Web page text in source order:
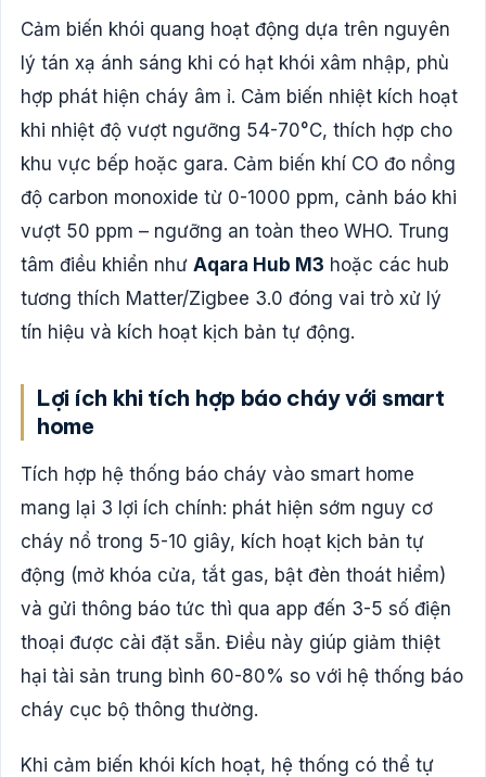
Cảm biến khói quang hoạt động dựa trên nguyên
lý tán xạ ánh sáng khi có hạt khói xâm nhập, phù
hợp phát hiện cháy âm ỉ. Cảm biến nhiệt kích hoạt
khi nhiệt độ vượt ngưỡng 54-70°C, thích hợp cho
khu vực bếp hoặc gara. Cảm biến khí CO đo nồng
độ carbon monoxide từ 0-1000 ppm, cảnh báo khi
vượt 50 ppm – ngưỡng an toàn theo WHO. Trung
tâm điều khiển như Aqara Hub M3 hoặc các hub
tương thích Matter/Zigbee 3.0 đóng vai trò xử lý
tín hiệu và kích hoạt kịch bản tự động.
Lợi ích khi tích hợp báo cháy với smart
home
Tích hợp hệ thống báo cháy vào smart home
mang lại 3 lợi ích chính: phát hiện sớm nguy cơ
cháy nổ trong 5-10 giây, kích hoạt kịch bản tự
động (mở khóa cửa, tắt gas, bật đèn thoát hiểm)
và gửi thông báo tức thì qua app đến 3-5 số điện
thoại được cài đặt sẵn. Điều này giúp giảm thiệt
hại tài sản trung bình 60-80% so với hệ thống báo
cháy cục bộ thông thường.
Khi cảm biến khói kích hoạt, hệ thống có thể tự